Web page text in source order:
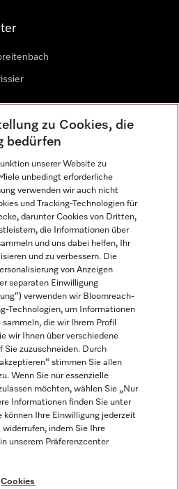
auf LinkedIn
Miele auf LinkedIn
zu Cookies, die
bedürfen
unserer Website zu
unbedingt erforderliche
verwenden wir auch nicht
und Tracking-Technologien für
darunter Cookies von Dritten,
die Informationen über
und uns dabei helfen, Ihr
und zu verbessern. Die
von Anzeigen
separaten Einwilligung
verwenden wir Bloomreach-
Technologien, um Informationen
die wir Ihrem Profil
wir Ihnen über verschiedene
Sie zuzuschneiden. Durch
stimmen Sie allen
Wenn Sie nur essenzielle
möchten, wählen Sie „Nur
Informationen finden Sie unter
können Ihre Einwilligung jederzeit
indem Sie Ihre
unserem Präferenzcenter
Cookies